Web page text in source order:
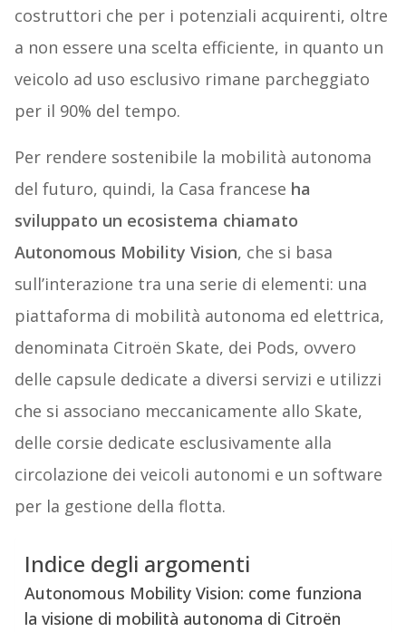
costruttori che per i potenziali acquirenti, oltre
a non essere una scelta efficiente, in quanto un
veicolo ad uso esclusivo rimane parcheggiato
per il 90% del tempo.
Per rendere sostenibile la mobilità autonoma
del futuro, quindi, la Casa francese ha
sviluppato un ecosistema chiamato
Autonomous Mobility Vision, che si basa
sull’interazione tra una serie di elementi: una
piattaforma di mobilità autonoma ed elettrica,
denominata Citroën Skate, dei Pods, ovvero
delle capsule dedicate a diversi servizi e utilizzi
che si associano meccanicamente allo Skate,
delle corsie dedicate esclusivamente alla
circolazione dei veicoli autonomi e un software
per la gestione della flotta.
Indice degli argomenti
Autonomous Mobility Vision: come funziona
la visione di mobilità autonoma di Citroën